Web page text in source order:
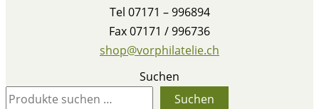
Tel 07171 – 996894
Fax 07171 / 996736
shop@vorphilatelie.ch
Suchen
Suchen